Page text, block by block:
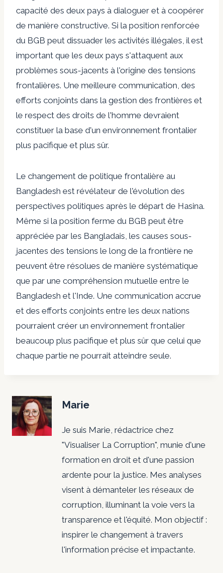
capacité des deux pays à dialoguer et à coopérer
de manière constructive. Si la position renforcée
du BGB peut dissuader les activités illégales, il est
important que les deux pays s'attaquent aux
problèmes sous-jacents à l'origine des tensions
frontalières. Une meilleure communication, des
efforts conjoints dans la gestion des frontières et
le respect des droits de l'homme devraient
constituer la base d'un environnement frontalier
plus pacifique et plus sûr.
Le changement de politique frontalière au
Bangladesh est révélateur de l'évolution des
perspectives politiques après le départ de Hasina.
Même si la position ferme du BGB peut être
appréciée par les Bangladais, les causes sous-
jacentes des tensions le long de la frontière ne
peuvent être résolues de manière systématique
que par une compréhension mutuelle entre le
Bangladesh et l'Inde. Une communication accrue
et des efforts conjoints entre les deux nations
pourraient créer un environnement frontalier
beaucoup plus pacifique et plus sûr que celui que
chaque partie ne pourrait atteindre seule.
Marie
Je suis Marie, rédactrice chez
"Visualiser La Corruption", munie d'une
formation en droit et d'une passion
ardente pour la justice. Mes analyses
visent à démanteler les réseaux de
corruption, illuminant la voie vers la
transparence et l'équité. Mon objectif :
inspirer le changement à travers
l'information précise et impactante.